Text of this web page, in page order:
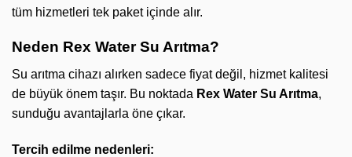
tüm hizmetleri tek paket içinde alır.
Neden Rex Water Su Arıtma?
Su arıtma cihazı alırken sadece fiyat değil, hizmet kalitesi
de büyük önem taşır. Bu noktada Rex Water Su Arıtma,
sunduğu avantajlarla öne çıkar.
Tercih edilme nedenleri: